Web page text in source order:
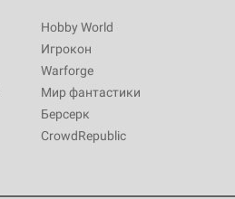
Hobby World
Игрокон
Warforge
Мир фантастики
Берсерк
CrowdRepublic